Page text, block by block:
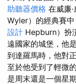
助聽器價格 在威廉
Wyler）的經典賽
設計 Hepburn）扮
遠國家的城堡，他
到達羅馬時，他對
至於他受到了輕微
是周末還是一個星